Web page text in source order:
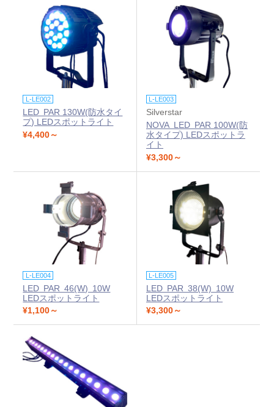
L-LE002
LED PAR 130W(防水タイ
プ) LEDスポットライト
¥4,400～
L-LE003
Silverstar
NOVA LED PAR 100W(防
水タイプ) LEDスポットラ
イト
¥3,300～
L-LE004
LED PAR 46(W) 10W
LEDスポットライト
¥1,100～
L-LE005
LED PAR 38(W) 10W
LEDスポットライト
¥3,300～